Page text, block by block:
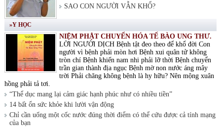
SAO CON NGƯỜI VẪN KHỔ?
»Y HỌC
NIỆM PHẬT CHUYỂN HÓA TẾ BÀO UNG THƯ.
LỜI NGƯỜI DỊCH Bệnh tật đeo theo để khổ đời Con
người vì bệnh phải mòn hơi Bệnh xui quân tử không
tròn chí Bệnh khiến nam nhi phải lỡ thời Bệnh chuyển
trần gian thành địa ngục Bệnh mờ non nước áng mây
trời Phải chăng không bệnh là hy hữu? Nên mộng xuân
hồng phải tả tơi.
“Thể dục mang lại cảm giác hạnh phúc như có nhiều tiền”
14 bất ổn sức khỏe khi lười vận động
Chỉ cần uống một cốc nước đúng thời điểm có thể cứu được cả tính mạng
của bạn